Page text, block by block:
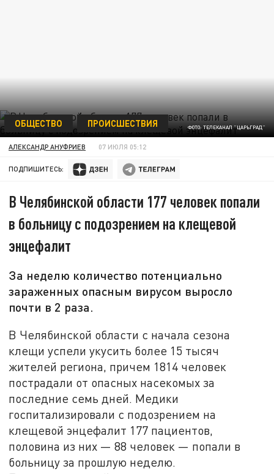
ФОТО: ТЕЛЕКАНАЛ "ЦАРЬГРАД"
ОБЩЕСТВО ПРОИСШЕСТВИЯ
АЛЕКСАНДР АНУФРИЕВ 07 ИЮЛЯ 05:12
ПОДПИШИТЕСЬ:
В Челябинской области 177 человек попали
в больницу с подозрением на клещевой
энцефалит
За неделю количество потенциально
зараженных опасным вирусом выросло
почти в 2 раза.
В Челябинской области с начала сезона
клещи успели укусить более 15 тысяч
жителей региона, причем 1814 человек
пострадали от опасных насекомых за
последние семь дней. Медики
госпитализировали с подозрением на
клещевой энцефалит 177 пациентов,
половина из них — 88 человек — попали в
больницу за прошлую неделю.